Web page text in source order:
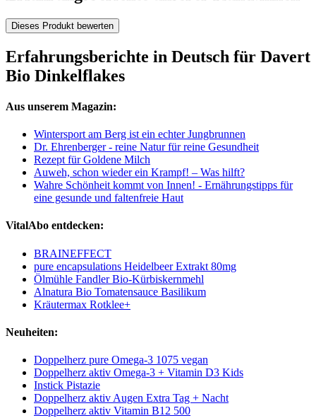
Dieses Produkt bewerten
Erfahrungsberichte in Deutsch für Davert
Bio Dinkelflakes
Aus unserem Magazin:
Wintersport am Berg ist ein echter Jungbrunnen
Dr. Ehrenberger - reine Natur für reine Gesundheit
Rezept für Goldene Milch
Auweh, schon wieder ein Krampf! – Was hilft?
Wahre Schönheit kommt von Innen! - Ernährungstipps für
eine gesunde und faltenfreie Haut
VitalAbo entdecken:
BRAINEFFECT
pure encapsulations Heidelbeer Extrakt 80mg
Ölmühle Fandler Bio-Kürbiskernmehl
Alnatura Bio Tomatensauce Basilikum
Kräutermax Rotklee+
Neuheiten:
Doppelherz pure Omega-3 1075 vegan
Doppelherz aktiv Omega-3 + Vitamin D3 Kids
Instick Pistazie
Doppelherz aktiv Augen Extra Tag + Nacht
Doppelherz aktiv Vitamin B12 500